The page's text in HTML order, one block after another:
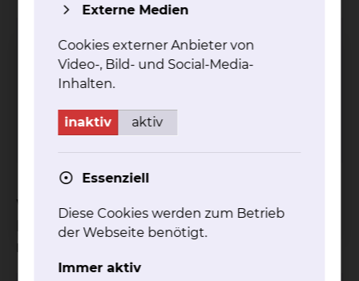
Urologie & Uroonkologie
Fichtengrund 1, 38126 Braunschweig
Fax: +49 531 595 2657
Per E-Mail kontaktieren
Welche medizinischen
Fachrichtungen des Klinikums
Externe Medien
Cookies externer Anbieter von
Video-, Bild- und Social-Media-
Inhalten.
inaktiv aktiv
Essenziell
Diese Cookies werden zum Betrieb
der Webseite benötigt.
Immer aktiv